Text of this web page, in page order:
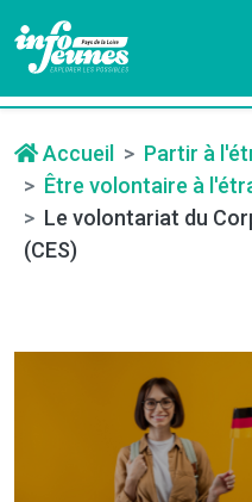
Accueil
Partir à
Être volontaire à
Le volontariat du
(CES)